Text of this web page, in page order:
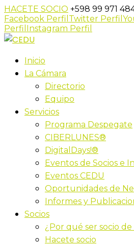
HACETE SOCIO +598 99 971
Facebook Perfil Twitter Perfil
Perfil Instagram Perfil
Inicio
La Cámara
Directorio
Equipo
Servicios
Programa Despegate
CIBERLUNES®
DigitalDays!®
Eventos de Socios e
Eventos CEDU
Oportunidades de
Informes y
Socios
¿Por qué ser socio de
Hacete socio